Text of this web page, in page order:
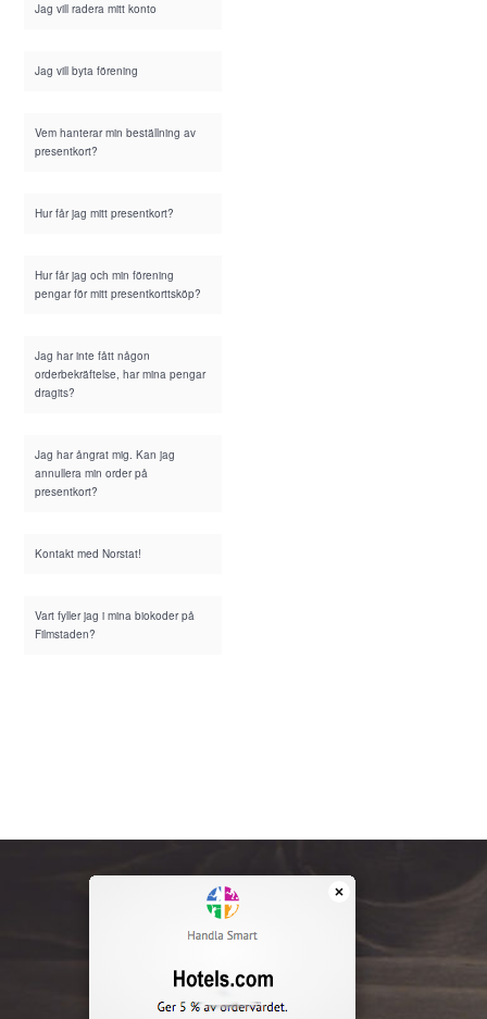
Jag vill radera mitt konto
Jag vill byta förening
Vem hanterar min beställning av
presentkort?
Hur får jag mitt presentkort?
Hur får jag och min förening
pengar för mitt presentkorttsköp?
Jag har inte fått någon
orderbekräftelse, har mina pengar
dragits?
Jag har ångrat mig. Kan jag
annullera min order på
presentkort?
Kontakt med Norstat!
Vart fyller jag i mina biokoder på
Filmstaden?